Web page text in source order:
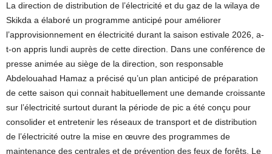
La direction de distribution de l’électricité et du gaz de la wilaya de
Skikda a élaboré un programme anticipé pour améliorer
l’approvisionnement en électricité durant la saison estivale 2026, a-
t-on appris lundi auprès de cette direction. Dans une conférence de
presse animée au siège de la direction, son responsable
Abdelouahad Hamaz a précisé qu’un plan anticipé de préparation
de cette saison qui connait habituellement une demande croissante
sur l’électricité surtout durant la période de pic a été conçu pour
consolider et entretenir les réseaux de transport et de distribution
de l’électricité outre la mise en œuvre des programmes de
maintenance des centrales et de prévention des feux de forêts. Le